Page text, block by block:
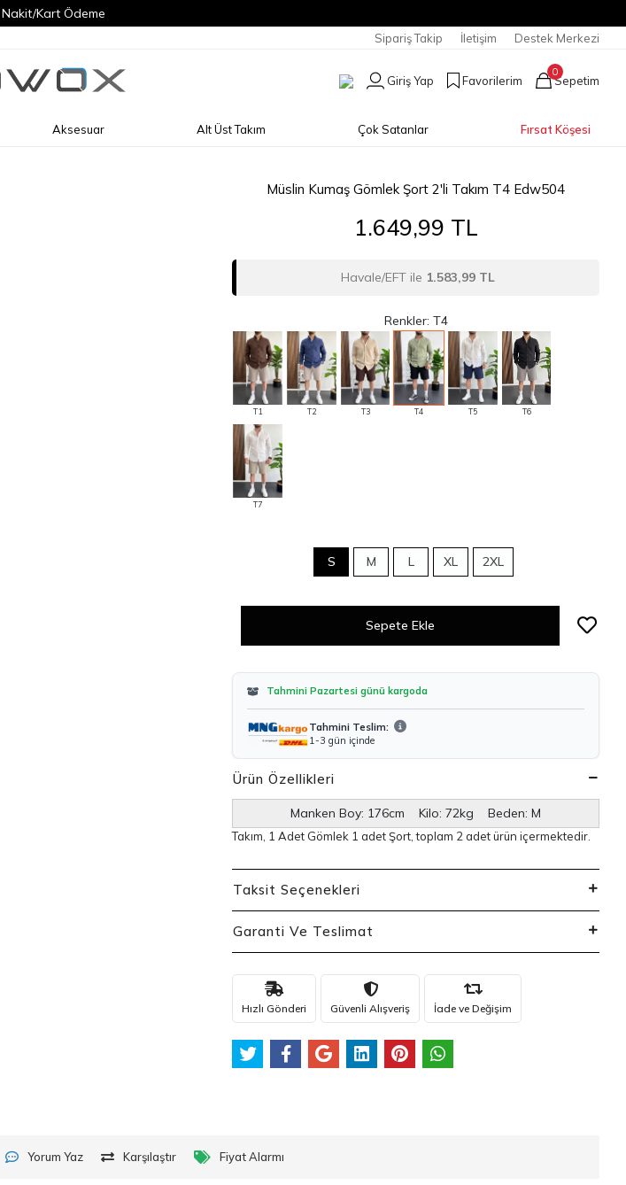
Nakit/Kart Ödeme
Sipariş Takip İletişim Destek Merkezi
Giriş Yap Favorilerim
0
Sepetim
Aksesuar Alt Üst Takım Çok Satanlar
Fırsat Köşesi
Müslin Kumaş Gömlek Şort 2'li Takım T4 Edw504
1.649,99 TL
Havale/EFT ile 1.583,99 TL
Renkler: T4
T1 T2 T3 T4 T5 T6
T7
S M L XL 2XL
Sepete Ekle
Tahmini Pazartesi günü kargoda
Tahmini Teslim:
1-3 gün içinde
Ürün Özellikleri
Manken Boy: 176cm Kilo: 72kg Beden: M
Takım, 1 Adet Gömlek 1 adet Şort, toplam 2 adet ürün içermektedir.
Taksit Seçenekleri
Garanti Ve Teslimat
Hızlı Gönderi Güvenli Alışveriş İade ve Değişim
Yorum Yaz Karşılaştır Fiyat Alarmı